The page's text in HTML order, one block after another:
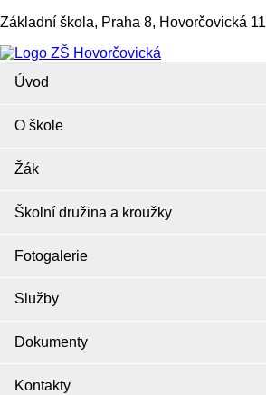
Základní škola, Praha 8, Hovorčovická 11
Úvod
O škole
Žák
Školní družina a kroužky
Fotogalerie
Služby
Dokumenty
Kontakty